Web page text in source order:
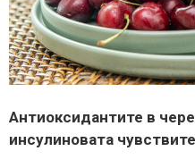
Антиоксидантите в
инсулиновата